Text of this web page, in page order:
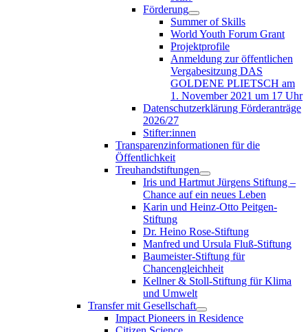
Förderung
Summer of Skills
World Youth Forum Grant
Projektprofile
Anmeldung zur öffentlichen
Vergabesitzung DAS
GOLDENE PLIETSCH am
1. November 2021 um 17 Uhr
Datenschutzerklärung Förderanträge
2026/27
Stifter:innen
Transparenzinformationen für die
Öffentlichkeit
Treuhandstiftungen
Iris und Hartmut Jürgens Stiftung –
Chance auf ein neues Leben
Karin und Heinz-Otto Peitgen-
Stiftung
Dr. Heino Rose-Stiftung
Manfred und Ursula Fluß-Stiftung
Baumeister-Stiftung für
Chancengleichheit
Kellner & Stoll-Stiftung für Klima
und Umwelt
Transfer mit Gesellschaft
Impact Pioneers in Residence